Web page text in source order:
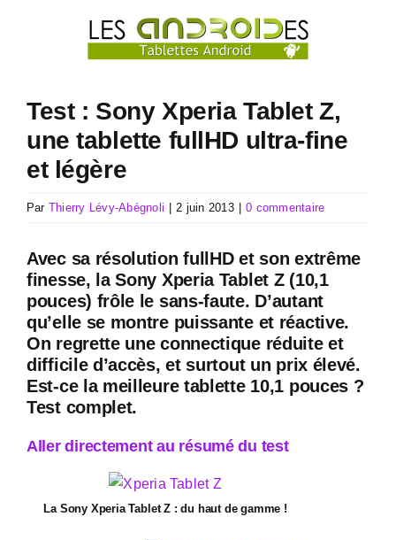
Test : Sony Xperia Tablet Z,
une tablette fullHD ultra-fine
et légère
Par Thierry Lévy-Abégnoli 2 juin 2013 0 commentaire
Avec sa résolution fullHD et son extrême
finesse, la Sony Xperia Tablet Z (10,1
pouces) frôle le sans-faute. D’autant
qu’elle se montre puissante et réactive.
On regrette une connectique réduite et
difficile d’accès, et surtout un prix élevé.
Est-ce la meilleure tablette 10,1 pouces ?
Test complet.
Aller directement au résumé du test
La Sony Xperia Tablet Z : du haut de gamme !